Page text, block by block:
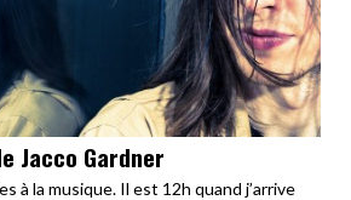
Jacco Gardner
à la musique. Il est 12h quand j’arrive